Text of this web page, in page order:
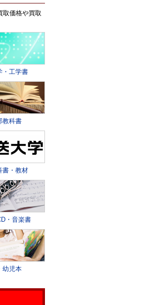
取価格や買取
・工学書
教科書
書・教材
・音楽書
幼児本